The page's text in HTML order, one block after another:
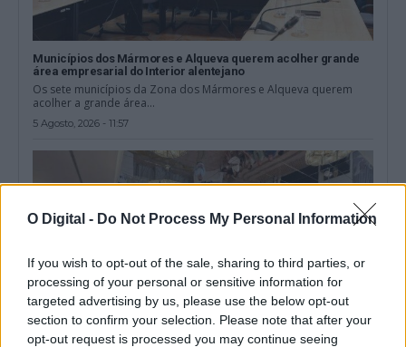
O Digital - Do Not Process My Personal Information
If you wish to opt-out of the sale, sharing to third parties, or
processing of your personal or sensitive information for
targeted advertising by us, please use the below opt-out
section to confirm your selection. Please note that after your
opt-out request is processed you may continue seeing
Municípios dos Mármores e Alqueva querem acolher grande
área empresarial do Interior alentejano
Os sete municípios da Zona dos Mármores e Alqueva querem
acolher a grande área...
5 Agosto, 2026 - 11:57